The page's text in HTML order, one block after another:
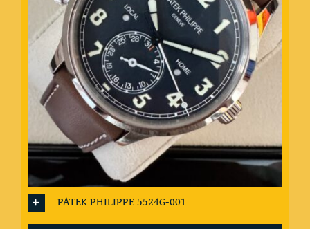
PATEK PHILIPPE 5524G-001